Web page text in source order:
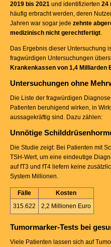
2019 bis 2021 und identifizierten 24
häufig erbracht werden, deren
Jahren war sogar jede zehnte
medizinisch nicht gerechtfertigt.
Das Ergebnis dieser Untersuchung
fragwürdigen Untersuchungen
Krankenkassen von 1,4 Milliarden
Untersuchungen ohne
Die Liste der fragwürdigen
Patienten beruhigend wirken, in
aussagekräftig sind. Dazu zählen:
Unnötige
Die Studie zeigt: Bei Patienten mit
TSH-Wert, um eine eindeutige
auf fT3 und fT4 liefern keine
System Millionen.
Fälle
Kosten
315.622
2,2 Millionen Euro
Tumormarker-Tests bei
Viele Patienten lassen sich auf